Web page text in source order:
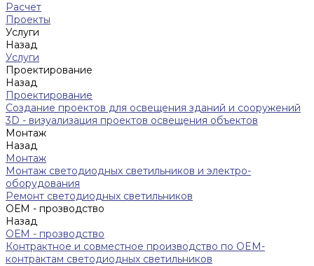
Расчет
Проекты
Услуги
Назад
Услуги
Проектирование
Назад
Проектирование
Создание проектов для освещения зданий и сооружений
3D - визуализация проектов освещения объектов
Монтаж
Назад
Монтаж
Монтаж светодиодных светильников и электро-
оборудования
Ремонт светодиодных светильников
ОЕМ - прозводство
Назад
ОЕМ - прозводство
Контрактное и совместное производство по OEM-
контрактам светодиодных светильников